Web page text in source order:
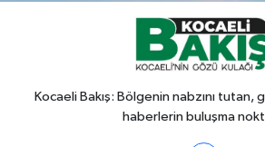
Kocaeli Bakış: Bölgenin nabzını tutan,
haberlerin buluşma